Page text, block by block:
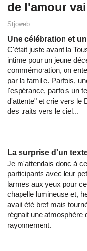
de l'amour
Stjoweb
Une célébration et
C'était juste avant la
intime pour un jeune
commémoration, on
par la famille. Parfois,
l'espérance, parfois un
d'attente" et crie vers le
des traits vers le ciel...
La surprise d'un
Je m'attendais donc à
participants avec leur
larmes aux yeux pour
chapelle lumineuse et,
avait été bref mais
régnait une atmosphère
rayonnement.